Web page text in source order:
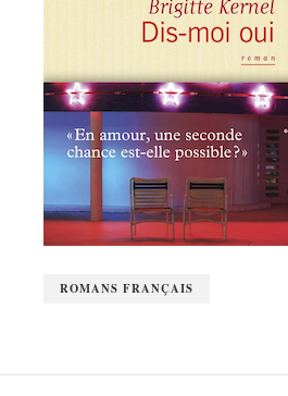
ROMANS FRANÇAIS